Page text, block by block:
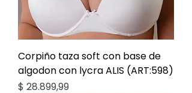
Corpiño taza soft con base de
algodon con lycra ALIS (ART:598)
Precio
$ 28.899,99